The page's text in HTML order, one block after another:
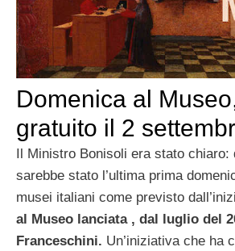
Domenica al
gratuito il 2
Il Ministro Bonisoli era stato
sarebbe stato l’ultima prima
musei italiani come previsto
al Museo lanciata , dal luglio del
Franceschini. Un’iniziativa che ha